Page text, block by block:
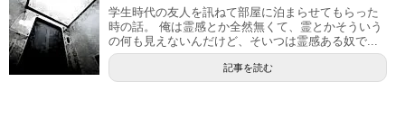
学生時代の友人を訊ねて部屋に泊まらせてもらった
時の話。 俺は霊感とか全然無くて、霊とかそういう
の何も見えないんだけど、そいつは霊感ある奴で...
記事を読む